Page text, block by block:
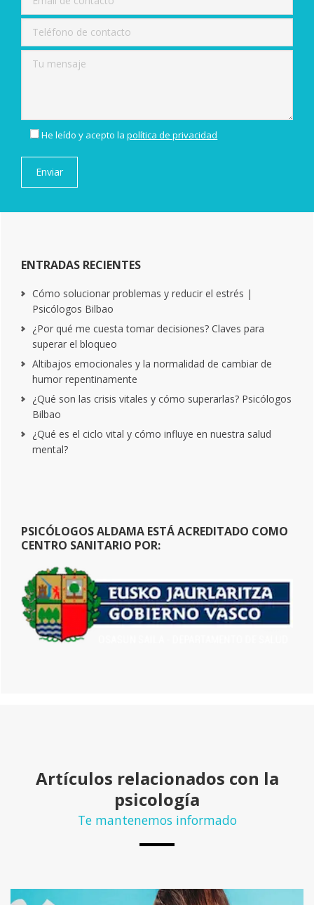
He leído y acepto lapolítica de privacidad
ENTRADAS RECIENTES
Cómo solucionar problemas y reducir el estrés |
Psicólogos Bilbao
¿Por qué me cuesta tomar decisiones? Claves para
superar el bloqueo
Altibajos emocionales y la normalidad de cambiar de
humor repentinamente
¿Qué son las crisis vitales y cómo superarlas? Psicólogos
Bilbao
¿Qué es el ciclo vital y cómo influye en nuestra salud
mental?
PSICÓLOGOS ALDAMA ESTÁ ACREDITADO COMO
CENTRO SANITARIO POR:
Artículos relacionados con la
psicología
Te mantenemos informado